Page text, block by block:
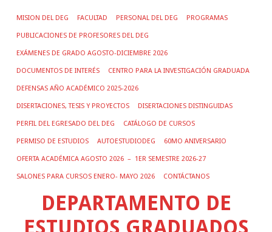
MISION DEL DEG FACULTAD PERSONAL DEL DEG PROGRAMAS
PUBLICACIONES DE PROFESORES DEL DEG
EXÁMENES DE GRADO AGOSTO-DICIEMBRE 2026
DOCUMENTOS DE INTERÉS CENTRO PARA LA INVESTIGACIÓN GRADUADA
DEFENSAS AÑO ACADÉMICO 2025-2026
DISERTACIONES, TESIS Y PROYECTOS DISERTACIONES DISTINGUIDAS
PERFIL DEL EGRESADO DEL DEG CATÁLOGO DE CURSOS
PERMISO DE ESTUDIOS AUTOESTUDIODEG 60MO ANIVERSARIO
OFERTA ACADÉMICA AGOSTO 2026 – 1ER SEMESTRE 2026-27
SALONES PARA CURSOS ENERO- MAYO 2026 CONTÁCTANOS
DEPARTAMENTO DE